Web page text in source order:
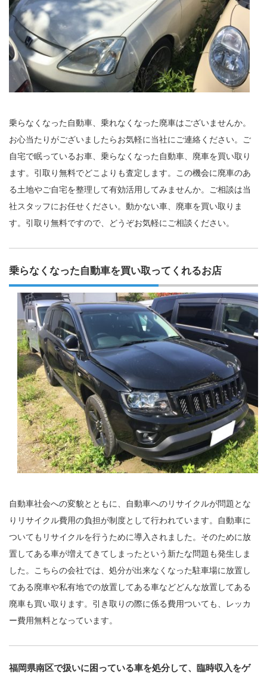
乗らなくなった自動車、乗れなくなった廃車はございませんか。
お心当たりがございましたらお気軽に当社にご連絡ください。ご
自宅で眠っているお車、乗らなくなった自動車、廃車を買い取り
ます。引取り無料でどこよりも査定します。この機会に廃車のあ
る土地やご自宅を整理して有効活用してみませんか。ご相談は当
社スタッフにお任せください。動かない車、廃車を買い取りま
す。引取り無料ですので、どうぞお気軽にご相談ください。
乗らなくなった自動車を買い取ってくれるお店
自動車社会への変貌とともに、自動車へのリサイクルが問題とな
りリサイクル費用の負担が制度として行われています。自動車に
ついてもリサイクルを行うために導入されました。そのために放
置してある車が増えてきてしまったという新たな問題も発生しま
した。こちらの会社では、処分が出来なくなった駐車場に放置し
てある廃車や私有地での放置してある車などどんな放置してある
廃車も買い取ります。引き取りの際に係る費用ついても、レッカ
ー費用無料となっています。
福岡県南区で扱いに困っている車を処分して、臨時収入をゲ